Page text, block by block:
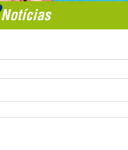
Notícias